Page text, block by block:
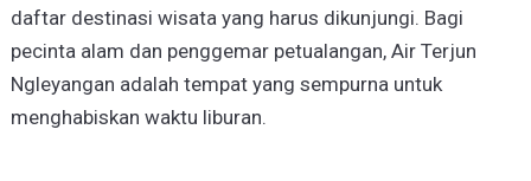
daftar destinasi wisata yang harus dikunjungi. Bagi
pecinta alam dan penggemar petualangan, Air Terjun
Ngleyangan adalah tempat yang sempurna untuk
menghabiskan waktu liburan.